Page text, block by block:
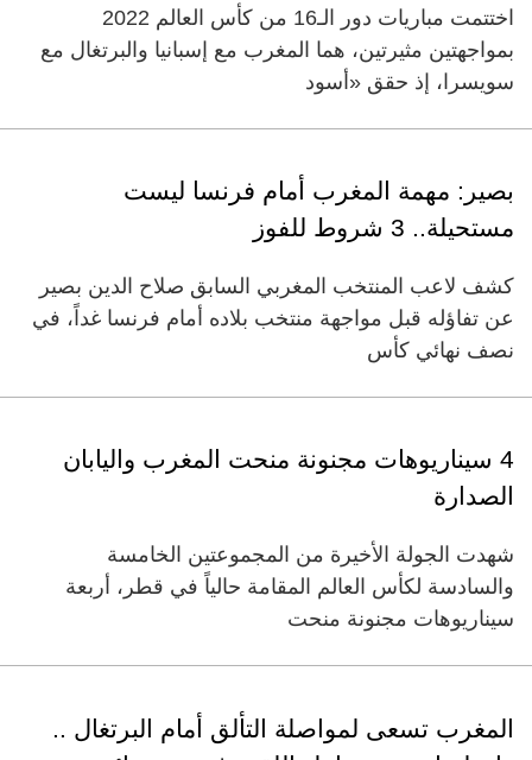
اختتمت مباريات دور الـ16 من كأس العالم 2022
بمواجهتين مثيرتين، هما المغرب مع إسبانيا والبرتغال مع
سويسرا، إذ حقق «أسود
بصير: مهمة المغرب أمام فرنسا ليست
مستحيلة.. 3 شروط للفوز
كشف لاعب المنتخب المغربي السابق صلاح الدين بصير
عن تفاؤله قبل مواجهة منتخب بلاده أمام فرنسا غداً، في
نصف نهائي كأس
4 سيناريوهات مجنونة منحت المغرب واليابان
الصدارة
شهدت الجولة الأخيرة من المجموعتين الخامسة
والسادسة لكأس العالم المقامة حالياً في قطر، أربعة
سيناريوهات مجنونة منحت
المغرب تسعى لمواصلة التألق أمام البرتغال ..